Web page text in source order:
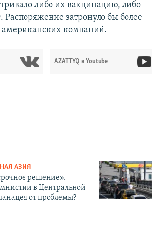
либо их вакцинацию, либо
Распоряжение затронуло бы более
американских компаний.
AZATTYQ в Youtube
АЗИЯ
решение».
в Центральной
от проблемы?